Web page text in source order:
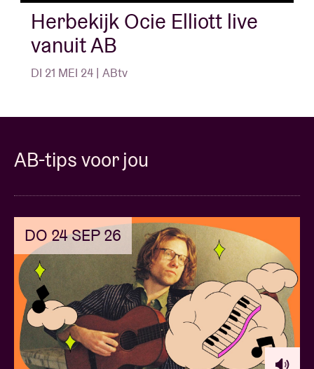
Herbekijk Ocie Elliott live
vanuit AB
DI 21 MEI 24 | ABtv
AB-tips voor jou
DO 24 SEP 26